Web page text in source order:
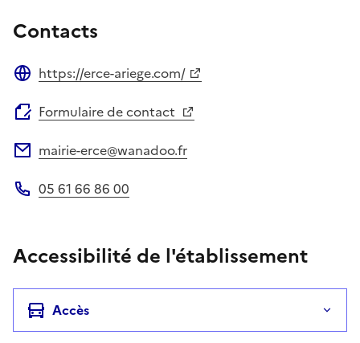
Contacts
https://erce-ariege.com/
Formulaire de contact
mairie-erce@wanadoo.fr
05 61 66 86 00
Accessibilité de l'établissement
Accès